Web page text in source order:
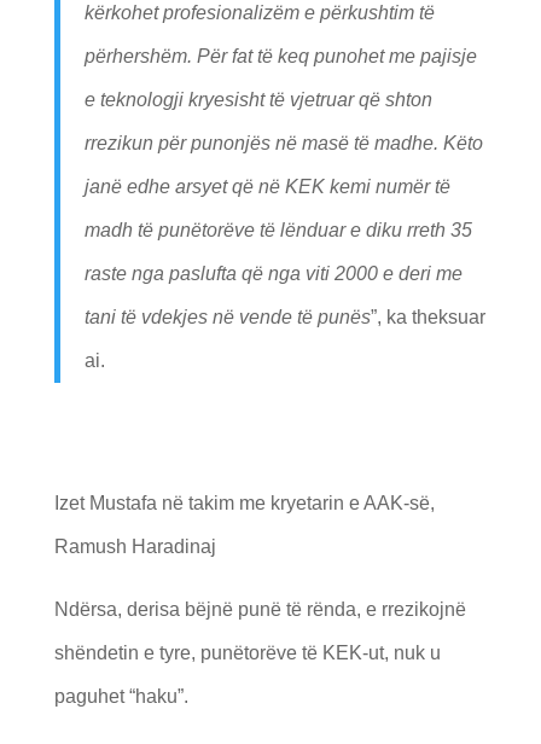
kërkohet profesionalizëm e përkushtim të
përhershëm. Për fat të keq punohet me pajisje
e teknologji kryesisht të vjetruar që shton
rrezikun për punonjës në masë të madhe. Këto
janë edhe arsyet që në KEK kemi numër të
madh të punëtorëve të lënduar e diku rreth 35
raste nga paslufta që nga viti 2000 e deri me
tani të vdekjes në vende të punës”, ka theksuar
ai.
Izet Mustafa në takim me kryetarin e AAK-së,
Ramush Haradinaj
Ndërsa, derisa bëjnë punë të rënda, e rrezikojnë
shëndetin e tyre, punëtorëve të KEK-ut, nuk u
paguhet “haku”.